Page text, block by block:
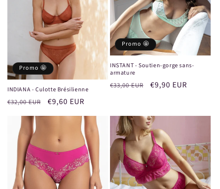
Promo 🤩
INDIANA - Culotte Brésilienne
Prix
habituel
€32,00 EUR
Prix
promotionnel
€9,60 EUR
Promo 🤩
INSTANT - Soutien-gorge sans-
armature
Prix
€33,00 EUR
Prix
€9,90 EUR